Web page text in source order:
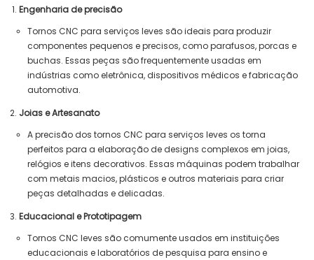
Engenharia de precisão
Tornos CNC para serviços leves são ideais para produzir
componentes pequenos e precisos, como parafusos, porcas e
buchas. Essas peças são frequentemente usadas em
indústrias como eletrônica, dispositivos médicos e fabricação
automotiva.
Joias e Artesanato
A precisão dos tornos CNC para serviços leves os torna
perfeitos para a elaboração de designs complexos em joias,
relógios e itens decorativos. Essas máquinas podem trabalhar
com metais macios, plásticos e outros materiais para criar
peças detalhadas e delicadas.
Educacional e Prototipagem
Tornos CNC leves são comumente usados ​​em instituições
educacionais e laboratórios de pesquisa para ensino e